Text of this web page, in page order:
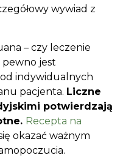
wywiad z
– czy leczenie
jest
indywidualnych
pacjenta. Liczne
potwierdzają
Recepta na
okazać ważnym